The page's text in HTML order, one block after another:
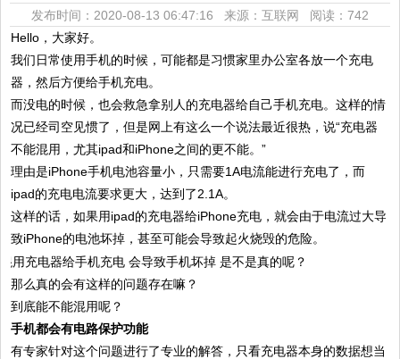
发布时间：2020-08-13 06:47:16 来源：互联网 阅读：742
Hello，大家好。
我们日常使用手机的时候，可能都是习惯家里办公室各放一个充电
器，然后方便给手机充电。
而没电的时候，也会救急拿别人的充电器给自己手机充电。这样的情
况已经司空见惯了，但是网上有这么一个说法最近很热，说“充电器
不能混用，尤其ipad和iPhone之间的更不能。”
理由是iPhone手机电池容量小，只需要1A电流能进行充电了，而
ipad的充电电流要求更大，达到了2.1A。
这样的话，如果用ipad的充电器给iPhone充电，就会由于电流过大导
致iPhone的电池坏掉，甚至可能会导致起火烧毁的危险。
那么真的会有这样的问题存在嘛？
到底能不能混用呢？
手机都会有电路保护功能
有专家针对这个问题进行了专业的解答，只看充电器本身的数据想当